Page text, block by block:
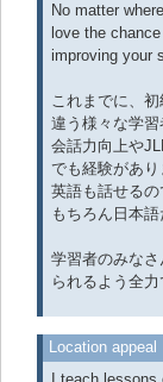
No matter
love the
improving your
これまでに、
違う様々な学習
会話力向上や
でも経験があり
英語も話せるの
もちろん日本
学習者のみな
られるよう全
Location appeal